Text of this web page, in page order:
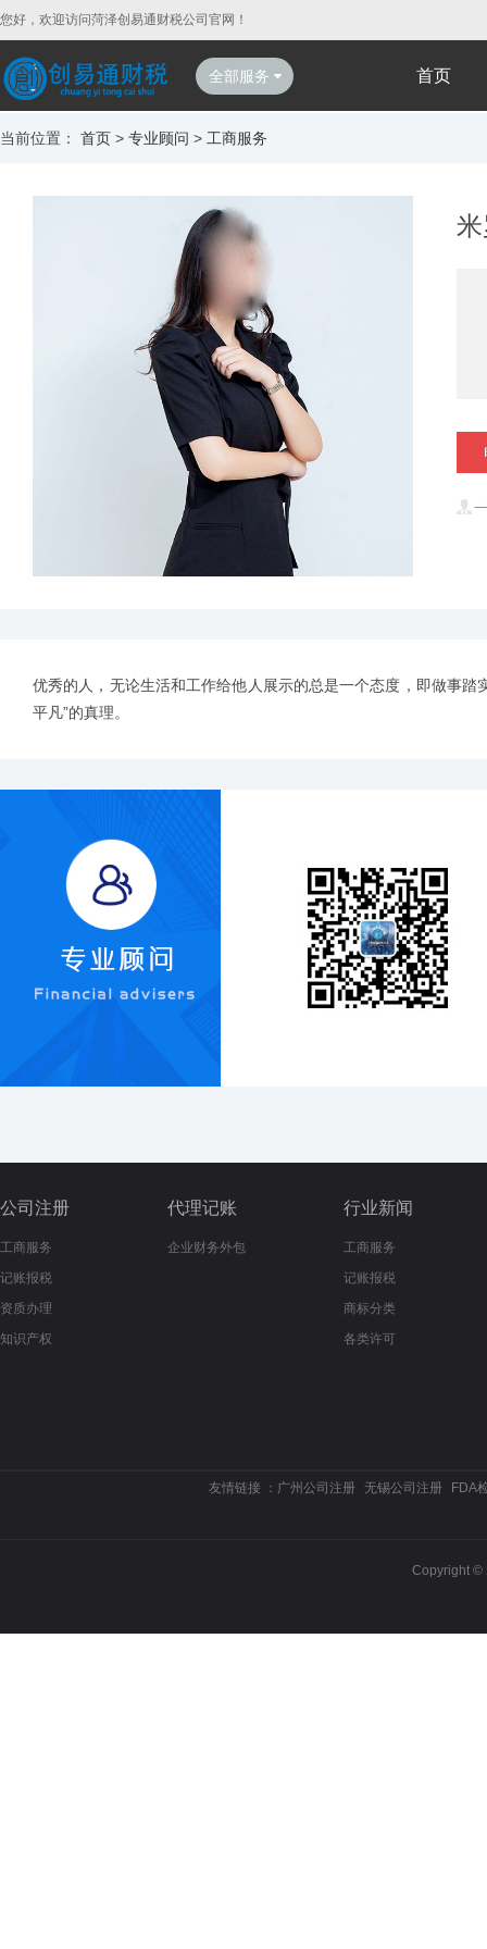
您好，欢迎访问菏泽创易通财税公司官网！
全部服务 首页
当前位置： 首页 > 专业顾问 > 工商服务
优秀的人，无论生活和工作给他人展示的总是一个态度，即做事踏
平凡”的真理。
公司注册
工商服务
记账报税
资质办理
知识产权
代理记账
企业财务外包
行业新闻
工商服务
记账报税
商标分类
各类许可
友情链接 ： 广州公司注册 无锡公司注册 FDA
Copyright ©